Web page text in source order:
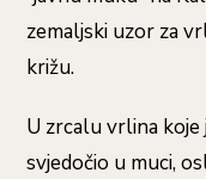
zemaljski uzor za
križu.
U zrcalu vrlina koje
svjedočio u muci,